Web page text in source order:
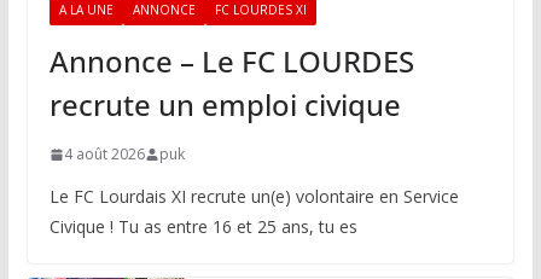
A LA UNE ANNONCE FC LOURDES XI
Annonce – Le FC LOURDES
recrute un emploi civique
4 août 2026 puk
Le FC Lourdais XI recrute un(e) volontaire en Service
Civique ! Tu as entre 16 et 25 ans, tu es